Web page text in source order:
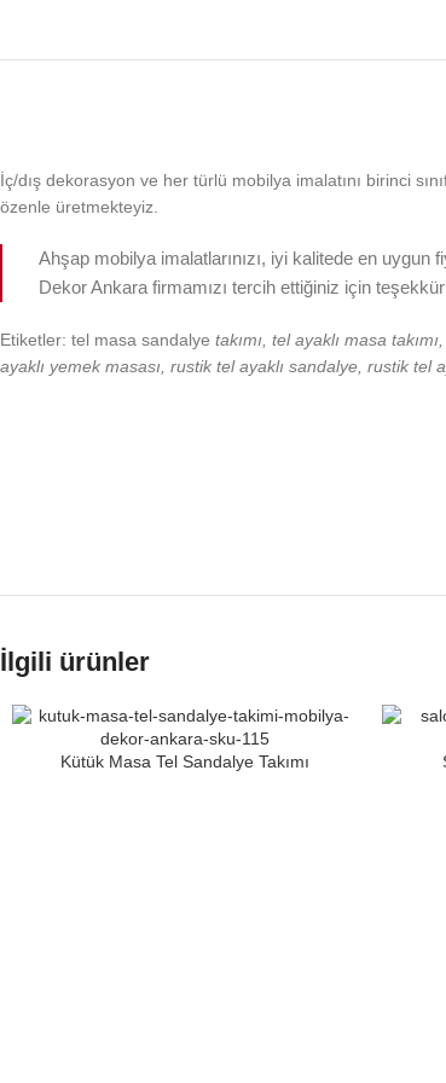
İç/dış dekorasyon ve her türlü mobilya imalatını birinci
özenle üretmekteyiz.
Ahşap mobilya imalatlarınızı, iyi kalitede en uygun
Dekor Ankara firmamızı tercih ettiğiniz için
Etiketler: tel masa sandalye takımı, tel ayaklı masa
ayaklı yemek masası, rustik tel ayaklı sandalye, rustik tel
İlgili ürünler
Kütük Masa Tel Sandalye Takımı